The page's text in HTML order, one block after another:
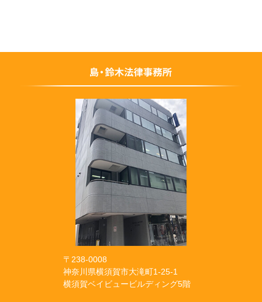
〒238-0008
神奈川県横須賀市大滝町1-25-1
横須賀ベイビュービルディング5階